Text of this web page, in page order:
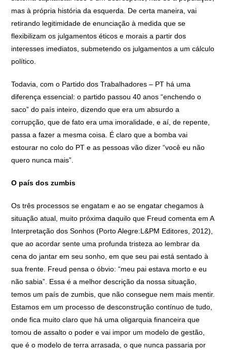
mas à própria história da esquerda. De certa maneira, vai
retirando legitimidade de enunciação à medida que se
flexibilizam os julgamentos éticos e morais a partir dos
interesses imediatos, submetendo os julgamentos a um cálculo
político.
Todavia, com o Partido dos Trabalhadores – PT há uma
diferença essencial: o partido passou 40 anos “enchendo o
saco” do país inteiro, dizendo que era um absurdo a
corrupção, que de fato era uma imoralidade, e aí, de repente,
passa a fazer a mesma coisa. É claro que a bomba vai
estourar no colo do PT e as pessoas vão dizer “você eu não
quero nunca mais”.
O país dos zumbis
Os três processos se engatam e ao se engatar chegamos à
situação atual, muito próxima daquilo que Freud comenta em A
Interpretação dos Sonhos (Porto Alegre:L&PM Editores, 2012),
que ao acordar sente uma profunda tristeza ao lembrar da
cena do jantar em seu sonho, em que seu pai está sentado à
sua frente. Freud pensa o óbvio: “meu pai estava morto e eu
não sabia”. Essa é a melhor descrição da nossa situação,
temos um país de zumbis, que não consegue nem mais mentir.
Estamos em um processo de desconstrução contínuo de tudo,
onde fica muito claro que há uma oligarquia financeira que
tomou de assalto o poder e vai impor um modelo de gestão,
que é o modelo de terra arrasada, o que nunca passaria por